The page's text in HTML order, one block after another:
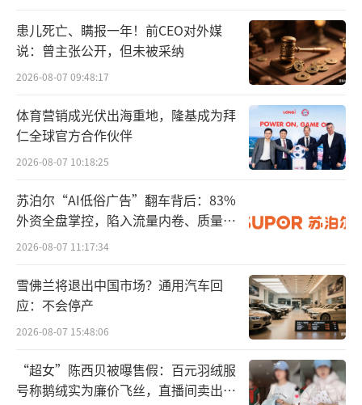
从交易架构上来看，由于东阳光在收购完
成时持有东数一号比例不超过30%，使其在收
购完成后无需并表。截至1月16日交割完成，上
市公司东阳光已出资34.5亿元，履行了大部分
的出资业务。而这笔交易，也成为了中国IDC行
业史上最大的一起并购案。
淮数据的行业地位。公开资料显示，秦淮数据
成立于2015年，是中国领先的IDC运营商。根
析报告(2024年)》，秦淮数据总体规模指数排
名第二，仅次于万国数据。
在资本运作层面，秦淮数据此前备受资本
的青睐。公司于2020年在纳斯达克上市，总市
患儿死亡、瞒报一年！前CEO对外媒
说：曾主张公开，但未被采纳
2026-08-07 09:48:17
体育营销成光伏出海重地，隆基成为拜
仁全球官方合作伙伴
2026-08-07 10:18:25
苏泊尔“AI低俗广告”翻车背后：83%
外资全盘掌控，陷入流量内卷、质量频
发的负循环
2026-08-07 11:17:34
雪佛兰将退出中国市场？通用汽车回
应：不会停产
2026-08-07 15:48:06
“超女”陈西贝被曝售假：百元羽绒服
号称鹅绒实为廉价飞丝，直播间卖出超